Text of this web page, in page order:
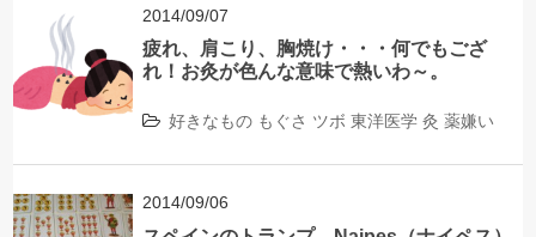
2014/09/07
疲れ、肩こり、胸焼け・・・何でもござ
れ！お灸が色んな意味で熱いわ～。
好きなもの もぐさ ツボ 東洋医学 灸 薬嫌い
2014/09/06